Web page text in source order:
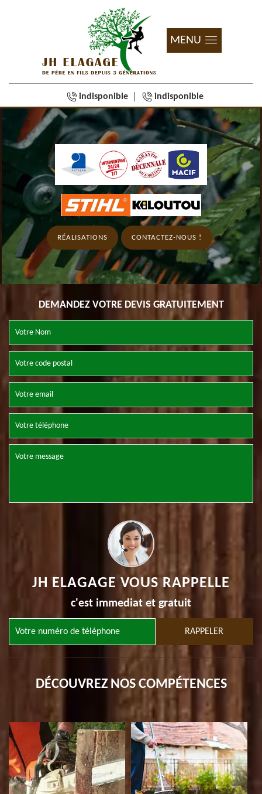
MENU
indisponible indisponible
RÉALISATIONS CONTACTEZ-NOUS !
DEMANDEZ VOTRE DEVIS GRATUITEMENT
JH ELAGAGE VOUS RAPPELLE
c'est immediat et gratuit
DÉCOUVREZ NOS COMPÉTENCES